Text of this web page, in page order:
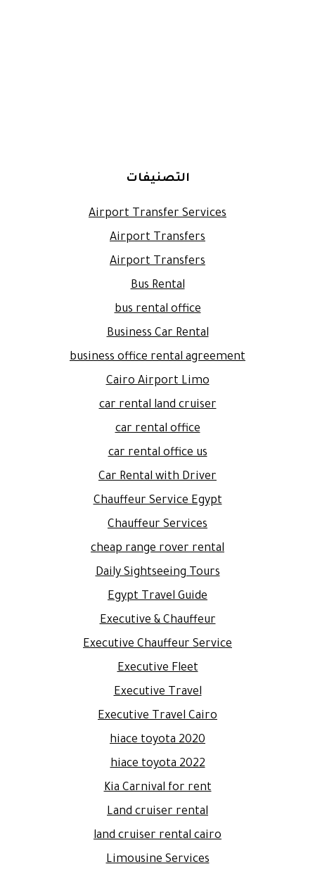
التصنيفات
Airport Transfer Services
Airport Transfers
Airport Transfers
Bus Rental
bus rental office
Business Car Rental
business office rental agreement
Cairo Airport Limo
car rental land cruiser
car rental office
car rental office us
Car Rental with Driver
Chauffeur Service Egypt
Chauffeur Services
cheap range rover rental
Daily Sightseeing Tours
Egypt Travel Guide
Executive & Chauffeur
Executive Chauffeur Service
Executive Fleet
Executive Travel
Executive Travel Cairo
hiace toyota 2020
hiace toyota 2022
Kia Carnival for rent
Land cruiser rental
land cruiser rental cairo
Limousine Services